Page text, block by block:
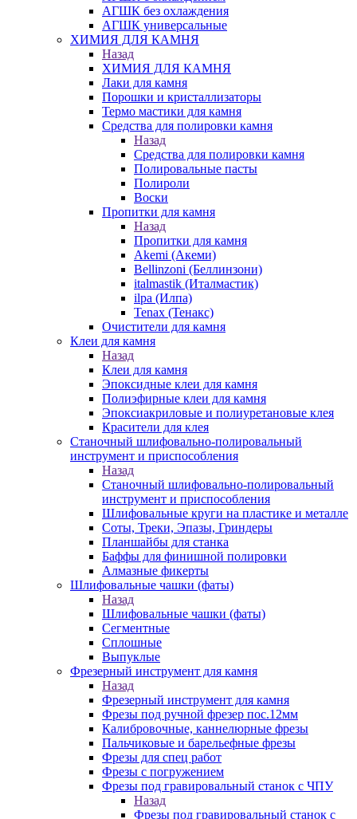
АГШК без охлаждения
АГШК универсальные
ХИМИЯ ДЛЯ КАМНЯ
Назад
ХИМИЯ ДЛЯ КАМНЯ
Лаки для камня
Порошки и кристаллизаторы
Термо мастики для камня
Средства для полировки камня
Назад
Средства для полировки камня
Полировальные пасты
Полироли
Воски
Пропитки для камня
Назад
Пропитки для камня
Akemi (Акеми)
Bellinzoni (Беллинзони)
italmastik (Италмастик)
ilpa (Илпа)
Tenax (Тенакс)
Очистители для камня
Клеи для камня
Назад
Клеи для камня
Эпоксидные клеи для камня
Полиэфирные клеи для камня
Эпоксиакриловые и полиуретановые клея
Красители для клея
Станочный шлифовально-полировальный
инструмент и приспособления
Назад
Станочный шлифовально-полировальный
инструмент и приспособления
Шлифовальные круги на пластике и металле
Соты, Треки, Эпазы, Гриндеры
Планшайбы для станка
Баффы для финишной полировки
Алмазные фикерты
Шлифовальные чашки (фаты)
Назад
Шлифовальные чашки (фаты)
Сегментные
Сплошные
Выпуклые
Фрезерный инструмент для камня
Назад
Фрезерный инструмент для камня
Фрезы под ручной фрезер пос.12мм
Калибровочные, каннелюрные фрезы
Пальчиковые и барельефные фрезы
Фрезы для спец работ
Фрезы с погружением
Фрезы под гравировальный станок с ЧПУ
Назад
Фрезы под гравировальный станок с